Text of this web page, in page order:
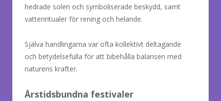
hedrade solen och symboliserade beskydd, samt
vattenritualer för rening och helande.
Själva handlingarna var ofta kollektivt deltagande
och betydelsefulla för att bibehålla balansen med
naturens krafter.
Årstidsbundna festivaler